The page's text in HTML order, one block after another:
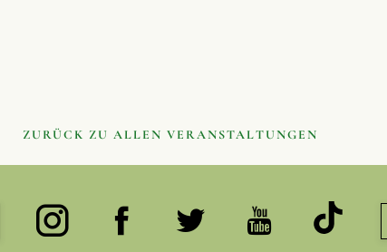
ZURÜCK ZU ALLEN VERANSTALTUNGEN